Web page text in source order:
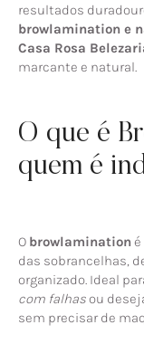
resultados
browlamination e
Casa Rosa
marcante e natural.
O que é
quem é
O browlamination
das sobrancelhas,
organizado. Ideal
com falhasou
sem precisar de